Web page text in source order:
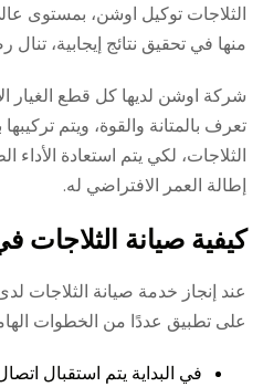
الثلاجات توكيل اوشن، بمستوى
منها في تحقيق نتائج إيجابية، تنال
شركة اوشن لديها كل قطع الغيار
تعرف بالمتانة والقوة، ويتم
الثلاجات، لكي يتم استعادة الأداء
إطالة العمر الافتراضي له.
كيفية صيانة
عند إنجاز خدمة صيانة الثلاجات
على تطبيق عددًا من الخطوات
في البداية يتم استقبال